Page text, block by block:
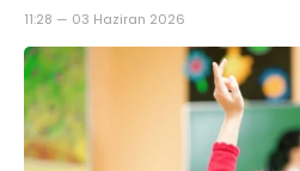
11:28 — 03 Haziran 2026